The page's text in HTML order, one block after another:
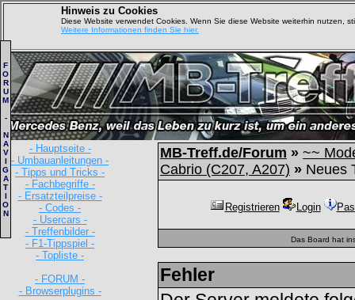
Hinweis zu Cookies
Diese Website verwendet Cookies. Wenn Sie diese Website weiterhin nutzen,
Weitere Informationen finden Sie hier.
- Hauptseite -
- Umbauanleitungen -
- Tipps und Tricks -
- Fachbegriffe -
- Ersatzteilpreise -
- Codes -
- Usercars -
- Treffenbilder -
- F1-Tippspiel -
- Topliste -
- FORUM -
- Browserplugins -
F
O
R
U
M
-
N
A
V
I
G
A
T
I
O
N
MB-Treff.de/Forum » ~~
Cabrio (C207, A207) » Neues
Registrieren Login
Das Board hat
Fehler